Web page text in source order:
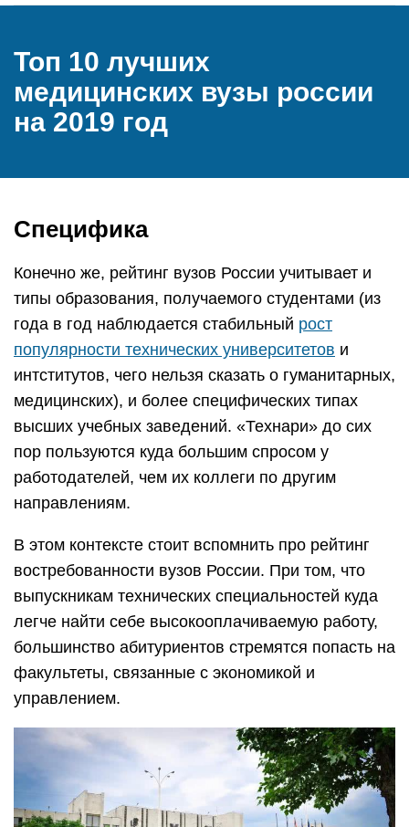
Топ 10 лучших
медицинских вузы россии
на 2019 год
Специфика
Конечно же, рейтинг вузов России учитывает и
типы образования, получаемого студентами (из
года в год наблюдается стабильный рост
популярности технических университетов и
интститутов, чего нельзя сказать о гуманитарных,
медицинских), и более специфических типах
высших учебных заведений. «Технари» до сих
пор пользуются куда большим спросом у
работодателей, чем их коллеги по другим
направлениям.
В этом контексте стоит вспомнить про рейтинг
востребованности вузов России. При том, что
выпускникам технических специальностей куда
легче найти себе высокооплачиваемую работу,
большинство абитуриентов стремятся попасть на
факультеты, связанные с экономикой и
управлением.